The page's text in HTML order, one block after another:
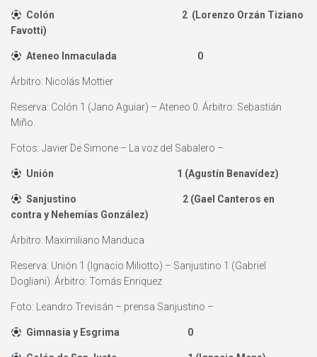
Colón 2 (Lorenzo Orzán Tiziano
Favotti)
Ateneo Inmaculada 0
Árbitro: Nicolás Mottier
Reserva: Colón 1 (Jano Aguiar) – Ateneo 0. Árbitro: Sebastián
Miño.
Fotos: Javier De Simone – La voz del Sabalero –
Unión 1 (Agustín Benavídez)
Sanjustino 2 (Gael Canteros en
contra y Nehemías González)
Árbitro: Maximiliano Manduca
Reserva: Unión 1 (Ignacio Miliotto) – Sanjustino 1 (Gabriel
Dogliani). Árbitro: Tomás Enriquez
Foto: Leandro Trevisán – prensa Sanjustino –
Gimnasia y Esgrima 0